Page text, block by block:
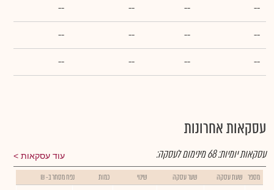
--
--
--
--
--
--
--
--
--
--
--
--
עסקאות אחרונות
עוד עסקאות עסקאות יומיות:68מינימום לעסקה:
מספר שעת עסקה שער עסקה שינוי כמות נפח מסחר ב- ₪